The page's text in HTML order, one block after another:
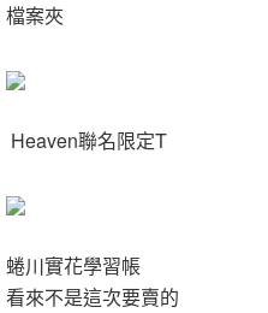
檔案夾
Heaven聯名限定T
蜷川實花學習帳
看來不是這次要賣的